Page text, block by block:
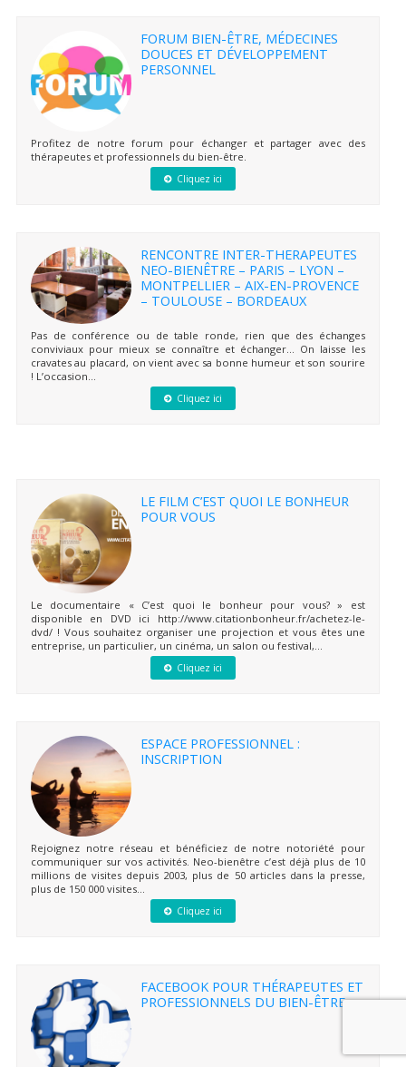
FORUM BIEN-ÊTRE, MÉDECINES
DOUCES ET DÉVELOPPEMENT
PERSONNEL
Profitez de notre forum pour échanger et partager avec des
thérapeutes et professionnels du bien-être.
Cliquez ici
RENCONTRE INTER-THERAPEUTES
NEO-BIENÊTRE – PARIS – LYON –
MONTPELLIER – AIX-EN-PROVENCE
– TOULOUSE – BORDEAUX
Pas de conférence ou de table ronde, rien que des échanges
conviviaux pour mieux se connaître et échanger… On laisse les
cravates au placard, on vient avec sa bonne humeur et son sourire
! L’occasion...
Cliquez ici
LE FILM C’EST QUOI LE BONHEUR
POUR VOUS
Le documentaire « C’est quoi le bonheur pour vous? » est
disponible en DVD ici http://www.citationbonheur.fr/achetez-le-
dvd/ ! Vous souhaitez organiser une projection et vous êtes une
entreprise, un particulier, un cinéma, un salon ou festival,...
Cliquez ici
ESPACE PROFESSIONNEL :
INSCRIPTION
Rejoignez notre réseau et bénéficiez de notre notoriété pour
communiquer sur vos activités. Neo-bienêtre c’est déjà plus de 10
millions de visites depuis 2003, plus de 50 articles dans la presse,
plus de 150 000 visites...
Cliquez ici
FACEBOOK POUR THÉRAPEUTES ET
PROFESSIONNELS DU BIEN-ÊTRE